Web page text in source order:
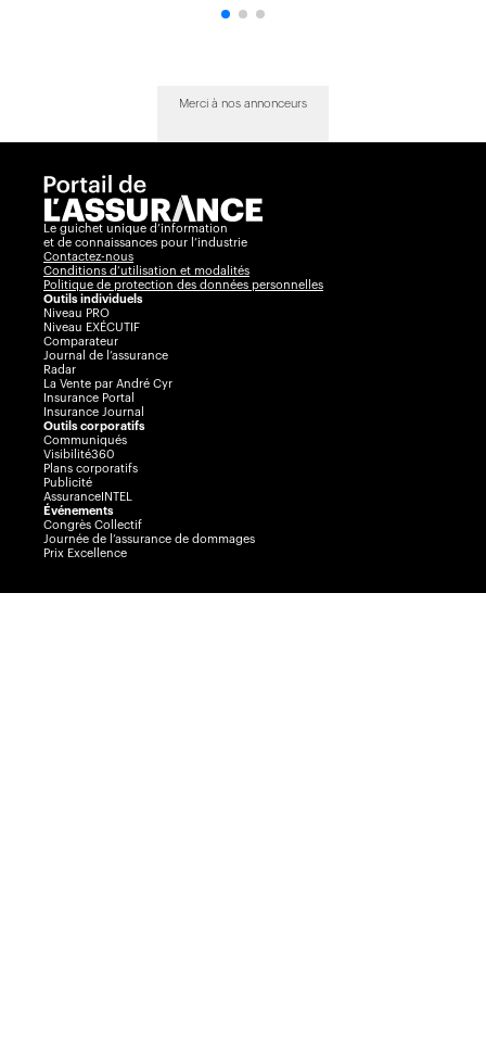
Merci à nos annonceurs
Le guichet unique d’information
et de connaissances pour l’industrie
Contactez-nous
Conditions d’utilisation et modalités
Politique de protection des données personnelles
Outils individuels
Niveau PRO
Niveau EXÉCUTIF
Comparateur
Journal de l’assurance
Radar
La Vente par André Cyr
Insurance Portal
Insurance Journal
Outils corporatifs
Communiqués
Visibilité360
Plans corporatifs
Publicité
AssuranceINTEL
Événements
Congrès Collectif
Journée de l’assurance de dommages
Prix Excellence